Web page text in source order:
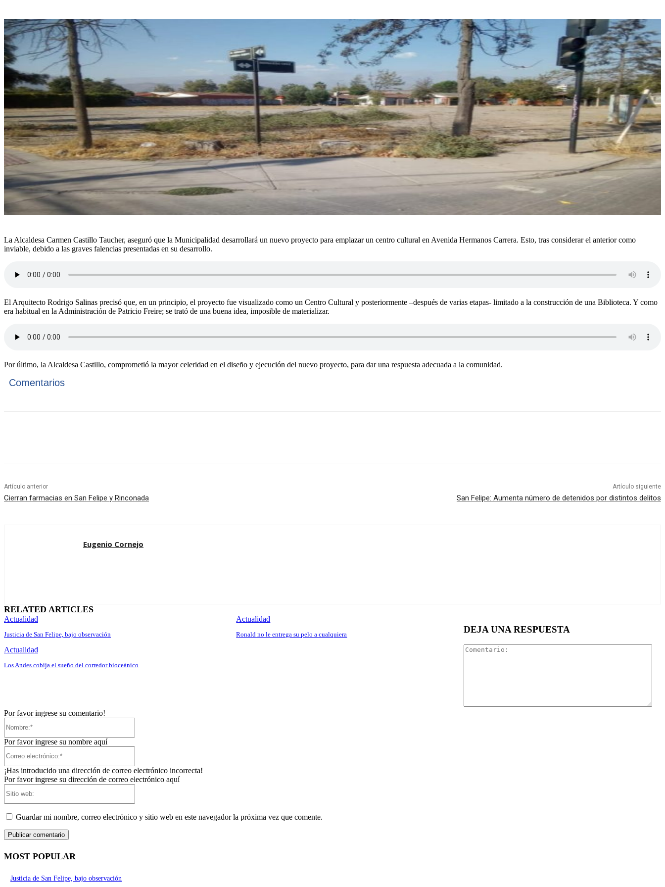
La Alcaldesa Carmen Castillo Taucher, aseguró que la Municipalidad desarrollará un nuevo proyecto para emplazar un centro cultural en Avenida Hermanos Carrera. Esto, tras considerar el anterior como
inviable, debido a las graves falencias presentadas en su desarrollo.
El Arquitecto Rodrigo Salinas precisó que, en un principio, el proyecto fue visualizado como un Centro Cultural y posteriormente –después de varias etapas- limitado a la construcción de una Biblioteca. Y como
era habitual en la Administración de Patricio Freire; se trató de una buena idea, imposible de materializar.
Por último, la Alcaldesa Castillo, comprometió la mayor celeridad en el diseño y ejecución del nuevo proyecto, para dar una respuesta adecuada a la comunidad.
Comentarios
Artículo anterior
Cierran farmacias en San Felipe y Rinconada
Artículo siguiente
San Felipe: Aumenta número de detenidos por distintos delitos
Eugenio Cornejo
RELATED ARTICLES
Actualidad
Justicia de San Felipe, bajo observación
Actualidad
Ronald no le entrega su pelo a cualquiera
Actualidad
Los Andes cobija el sueño del corredor bioceánico
DEJA UNA RESPUESTA
Por favor ingrese su comentario!
Por favor ingrese su nombre aquí
¡Has introducido una dirección de correo electrónico incorrecta!
Por favor ingrese su dirección de correo electrónico aquí
Guardar mi nombre, correo electrónico y sitio web en este navegador la próxima vez que comente.
MOST POPULAR
Justicia de San Felipe, bajo observación